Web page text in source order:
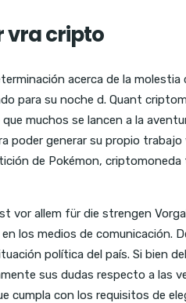
vra cripto
acerca de la molestia
para su noche d. Quant
muchos se lancen a la
generar su propio trabajo
de Pokémon,
vor allem für die strengen
los medios de comunicación.
política del país. Si bien
sus dudas respecto a las
cumpla con los requisitos de